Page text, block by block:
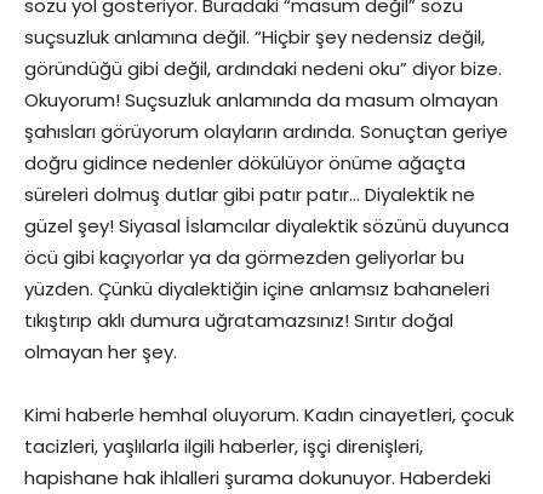
sözü yol gösteriyor. Buradaki “masum değil” sözü
suçsuzluk anlamına değil. “Hiçbir şey nedensiz değil,
göründüğü gibi değil, ardındaki nedeni oku” diyor bize.
Okuyorum! Suçsuzluk anlamında da masum olmayan
şahısları görüyorum olayların ardında. Sonuçtan geriye
doğru gidince nedenler dökülüyor önüme ağaçta
süreleri dolmuş dutlar gibi patır patır… Diyalektik ne
güzel şey! Siyasal İslamcılar diyalektik sözünü duyunca
öcü gibi kaçıyorlar ya da görmezden geliyorlar bu
yüzden. Çünkü diyalektiğin içine anlamsız bahaneleri
tıkıştırıp aklı dumura uğratamazsınız! Sırıtır doğal
olmayan her şey.
Kimi haberle hemhal oluyorum. Kadın cinayetleri, çocuk
tacizleri, yaşlılarla ilgili haberler, işçi direnişleri,
hapishane hak ihlalleri şurama dokunuyor. Haberdeki